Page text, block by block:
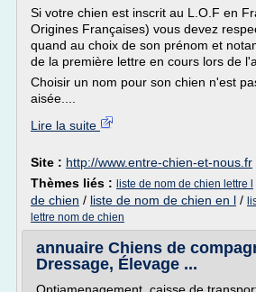
Si votre chien est inscrit au L.O.F en
Origines Françaises) vous devez
quand au choix de son prénom et
de la première lettre en cours lors de
Choisir un nom pour son chien n'est
aisée....
Lire la suite
Site : http://www.entre-chien-et-nous.fr
Thèmes liés : liste de nom de chien lettre l
de chien / liste de nom de chien en l /
lettre nom de chien
annuaire Chiens de
Dressage, Élevage ...